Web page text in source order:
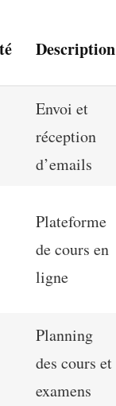
Description
Envoi et
réception
d’emails
Plateforme
de cours en
ligne
Planning
des cours et
examens